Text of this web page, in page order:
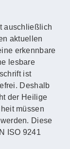
auschließlich
aktuellen
erkennbare
lesbare
ist
Deshalb
der Heilige
müssen
Diese
ISO 9241